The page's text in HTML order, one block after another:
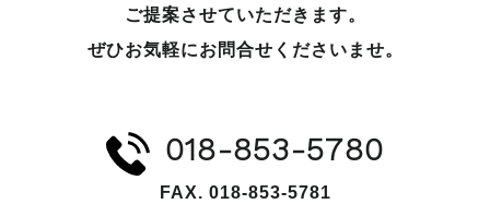
ご提案させていただきます。
ぜひお気軽にお問合せくださいませ。
018-853-5780
FAX. 018-853-5781